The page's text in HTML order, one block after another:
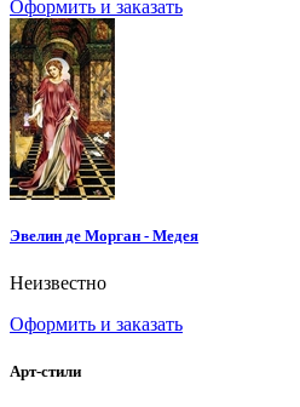
Оформить и заказать
Эвелин де Морган - Медея
Неизвестно
Оформить и заказать
Арт-стили